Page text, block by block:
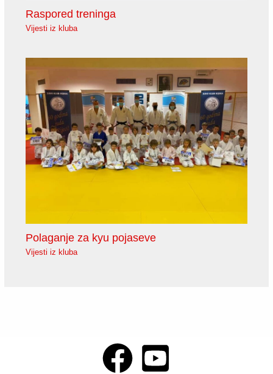
Raspored treninga
Vijesti iz kluba
Polaganje za kyu pojaseve
Vijesti iz kluba